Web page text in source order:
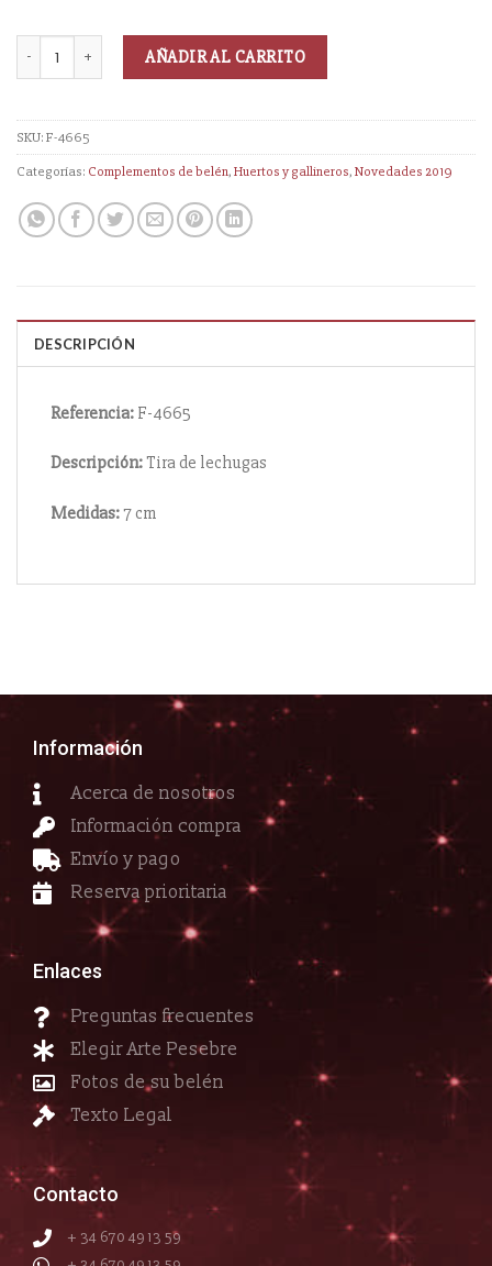
AÑADIR AL CARRITO
SKU:F-4665
Categorías: Complementos de belén,Huertos y gallineros,Novedades 2019
DESCRIPCIÓN
Referencia: F-4665
Descripción:Tira de lechugas
Medidas:7 cm
Información
Acerca de nosotros
Información compra
Envío y pago
Reserva prioritaria
Enlaces
Preguntas frecuentes
Elegir Arte Pesebre
Fotos de su belén
Texto Legal
Contacto
+ 34 670 49 13 59